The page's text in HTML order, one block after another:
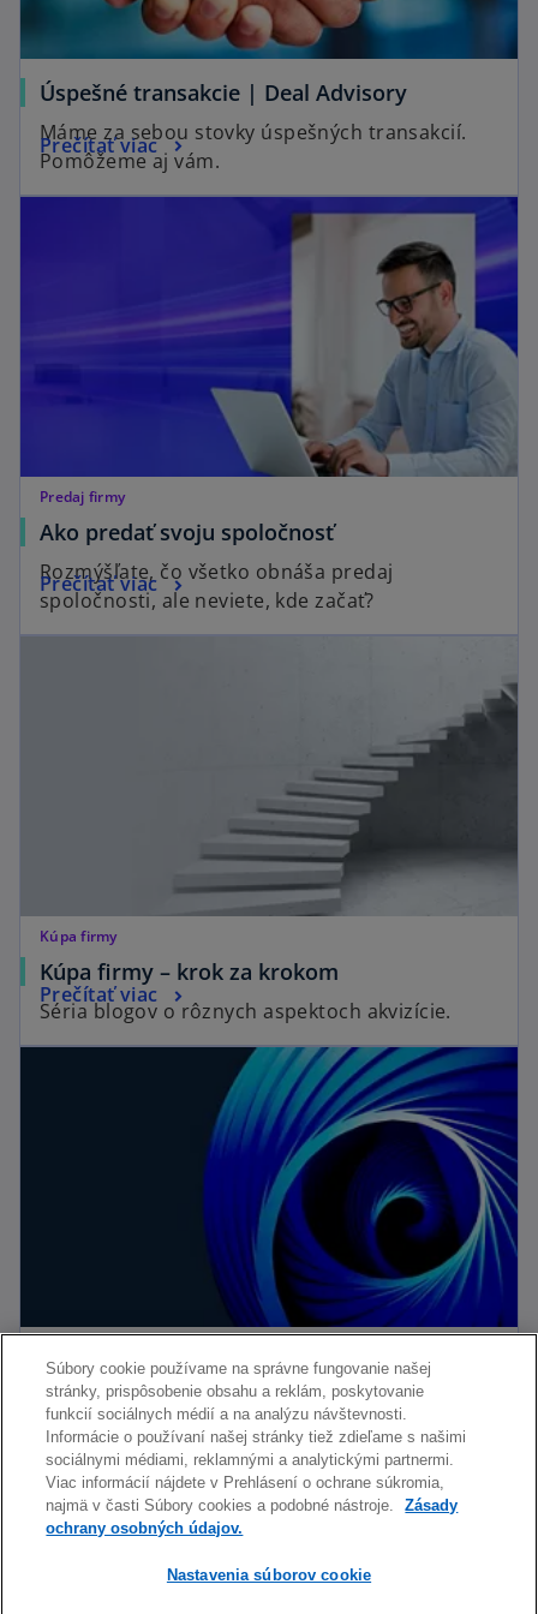
Úspešné transakcie | Deal Advisory
Máme za sebou stovky úspešných transakcií.
Pomôžeme aj vám.
Prečítať viac
Predaj firmy
Ako predať svoju spoločnosť
Rozmýšľate, čo všetko obnáša predaj
spoločnosti, ale neviete, kde začať?
Prečítať viac
Kúpa firmy
Kúpa firmy – krok za krokom
Séria blogov o rôznych aspektoch akvizície.
Prečítať viac
KPMG Valuations in Practice
Valuačné miniblogy
Prečítať viac
Kontakt
Súbory cookie používame na správne fungovanie našej
stránky, prispôsobenie obsahu a reklám, poskytovanie
funkcií sociálnych médií a na analýzu návštevnosti.
Informácie o používaní našej stránky tiež zdieľame s našimi
sociálnymi médiami, reklamnými a analytickými partnermi.
Viac informácií nájdete v Prehlásení o ochrane súkromia,
najmä v časti Súbory cookies a podobné nástroje.
Zásady
ochrany osobných údajov.
Nastavenia súborov cookie